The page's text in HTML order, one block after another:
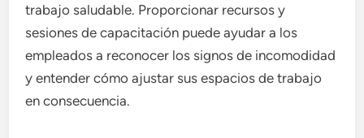
trabajo saludable. Proporcionar recursos y
sesiones de capacitación puede ayudar a los
empleados a reconocer los signos de incomodidad
y entender cómo ajustar sus espacios de trabajo
en consecuencia.